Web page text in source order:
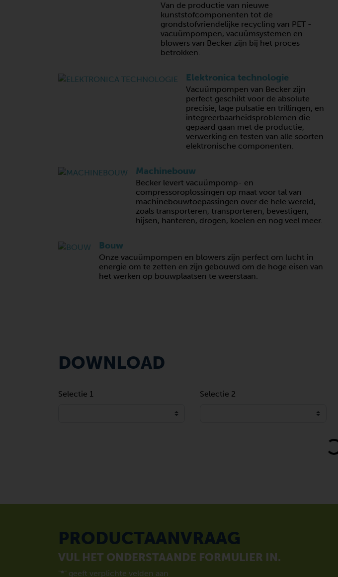
Van de productie van nieuwe
kunststofcomponenten tot de
grondstofvriendelijke recycling van PET -
vacuümpompen, vacuümsystemen en
blowers van Becker zijn bij het proces
betrokken.
Elektronica technologie
Vacuümpompen van Becker zijn
perfect geschikt voor de absolute
precisie, lage pulsatie en trillingen, en
integreerbaarheidsproblemen die
gepaard gaan met de productie,
verwerking en testen van alle soorten
elektronische componenten.
Machinebouw
Becker levert vacuümpomp- en
compressoroplossingen op maat voor tal van
machinebouwtoepassingen over de hele wereld,
zoals transporteren, transporteren, bevestigen,
hijsen, hanteren, drogen, koelen en nog veel meer.
Bouw
Onze vacuümpompen en blowers zijn perfect om lucht in
energie om te zetten en zijn gebouwd om de hoge eisen van
het werken op bouwplaatsen te weerstaan.
DOWNLOAD
Selectie 1 Selectie 2
Loading...
PRODUCTAANVRAAG
VUL HET ONDERSTAANDE FORMULIER IN.
"*" geeft verplichte velden aan